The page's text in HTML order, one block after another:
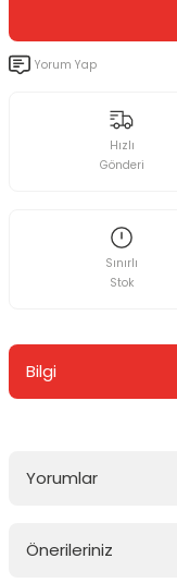
Yorum Yap
Hızlı
Gönderi
Sınırlı
Stok
Bilgi
Yorumlar
Önerileriniz